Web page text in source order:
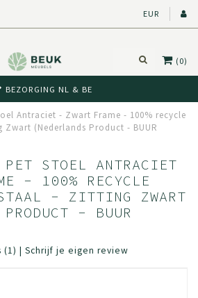
EUR
(0)
BEZORGING NL & BE
Antraciet - Zwart Frame - 100% recycle
(Nederlands Product - BUUR
STOEL ANTRACIET
- 100% RECYCLE
- ZITTING ZWART
PRODUCT - BUUR
(1) | Schrijf je eigen review